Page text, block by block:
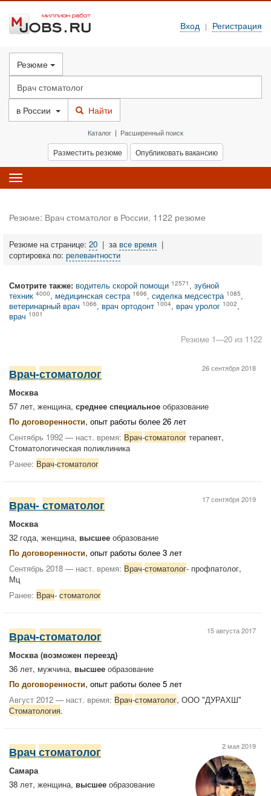
Вход | Регистрация
Резюме
в России Найти
Каталог | Расширенный поиск
Разместить резюме Опубликовать вакансию
Toggle
navigation
Резюме: Врач стоматолог в России, 1122 резюме
Резюме на странице: 20 | за все время |
сортировка по: релевантности
Смотрите также: водитель скорой помощи 12571 , зубной
техник 4000, медицинская сестра 1696, сиделка медсестра 1085,
ветеринарный врач 1066, врач ортодонт 1004, врач уролог 1002,
врач 1001
Резюме 1—20 из 1122
26 сентября 2018
Врач-стоматолог
Москва
57 лет, женщина, среднее специальное образование
По договоренности, опыт работы более 26 лет
Сентябрь 1992 — наст. время: Врач-стоматолог терапевт,
Стоматологическая поликлиника
Ранее: Врач-стоматолог
17 сентября 2019
Врач- стоматолог
Москва
32 года, женщина, высшее образование
По договоренности, опыт работы более 3 лет
Сентябрь 2018 — наст. время: Врач-стоматолог- профпатолог,
Мц
Ранее: Врач- стоматолог
15 августа 2017
Врач-стоматолог
Москва(возможен переезд)
36 лет, мужчина, высшее образование
По договоренности, опыт работы более 5 лет
Август 2012 — наст. время: Врач-стоматолог, ООО "ДУРАХШ"
Стоматология.
2 мая 2019
Врач стоматолог
Самара
38 лет, женщина, высшее образование